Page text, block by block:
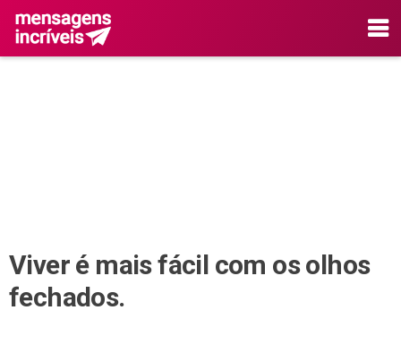
Viver é mais fácil com os olhos
fechados.